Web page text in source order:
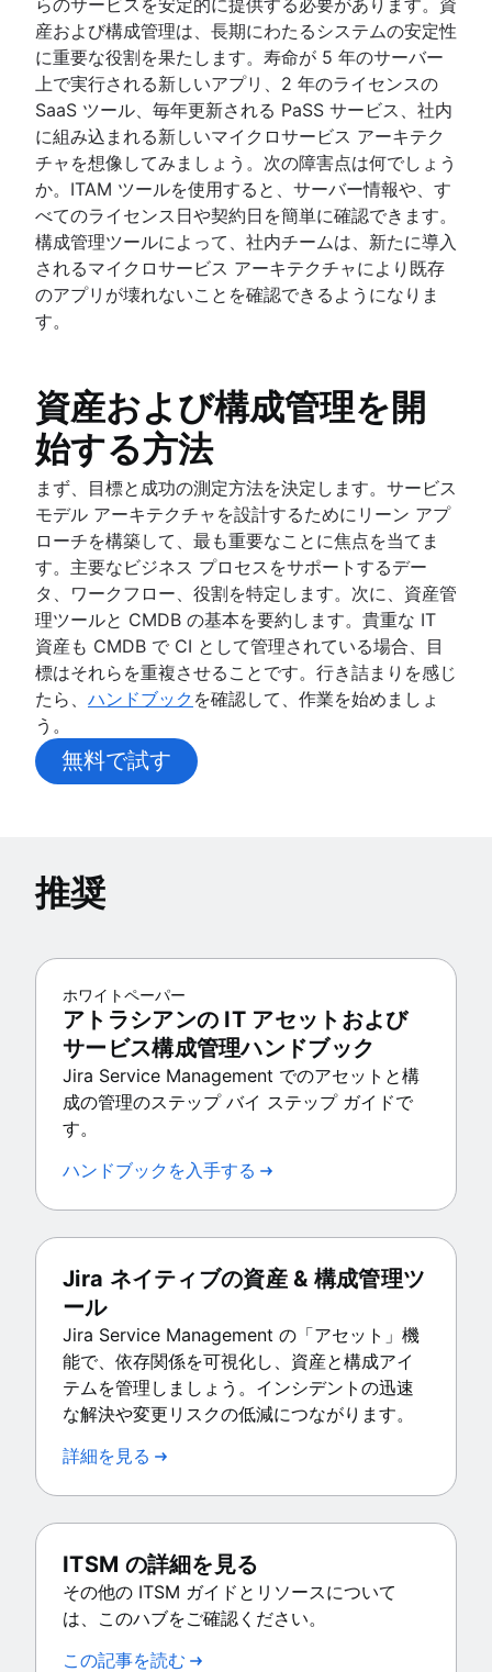
産および構成管理は、長期にわたるシステムの安定性
に重要な役割を果たします。寿命が 5 年のサーバー
上で実行される新しいアプリ、2 年のライセンスの
SaaS ツール、毎年更新される PaSS サービス、社内
に組み込まれる新しいマイクロサービス アーキテク
チャを想像してみましょう。次の障害点は何でしょう
か。ITAM ツールを使用すると、サーバー情報や、す
べてのライセンス日や契約日を簡単に確認できます。
構成管理ツールによって、社内チームは、新たに導入
されるマイクロサービス アーキテクチャにより既存
のアプリが壊れないことを確認できるようになりま
す。
資産および構成管理を開
始する方法
まず、目標と成功の測定方法を決定します。サービス
モデル アーキテクチャを設計するためにリーン アプ
ローチを構築して、最も重要なことに焦点を当てま
す。主要なビジネス プロセスをサポートするデー
タ、ワークフロー、役割を特定します。次に、資産管
理ツールと CMDB の基本を要約します。貴重な IT
資産も CMDB で CI として管理されている場合、目
標はそれらを重複させることです。行き詰まりを感じ
たら、 ハンドブック を確認して、作業を始めましょ
う。
無料で試す
推奨
ホワイトペーパー
アトラシアンの IT アセットおよび
サービス構成管理ハンドブック
Jira Service Management でのアセットと構
成の管理のステップ バイ ステップ ガイドで
す。
ハンドブックを入手する
Jira ネイティブの資産 & 構成管理ツ
ール
Jira Service Management の「アセット」機
能で、依存関係を可視化し、資産と構成アイ
テムを管理しましょう。インシデントの迅速
な解決や変更リスクの低減につながります。
詳細を見る
ITSM の詳細を見る
その他の ITSM ガイドとリソースについて
は、このハブをご確認ください。
この記事を読む